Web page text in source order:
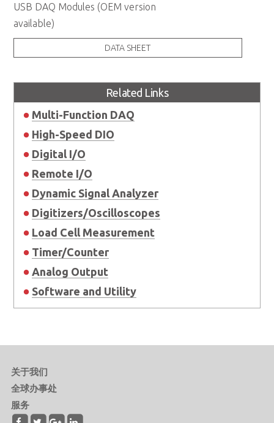
USB DAQ Modules (OEM version
available)
DATA SHEET
Related Links
Multi-Function DAQ
High-Speed DIO
Digital I/O
Remote I/O
Dynamic Signal Analyzer
Digitizers/Oscilloscopes
Load Cell Measurement
Timer/Counter
Analog Output
Software and Utility
关于我们
全球办事处
服务